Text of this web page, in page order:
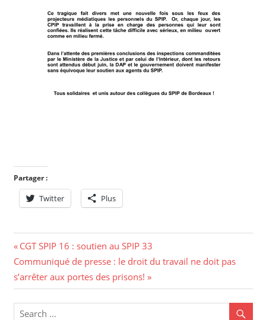
Partager :
Twitter Plus
CGT SPIP 16 : soutien au SPIP 33
Communiqué de presse : le droit du travail ne doit pas
s’arrêter aux portes des prisons!